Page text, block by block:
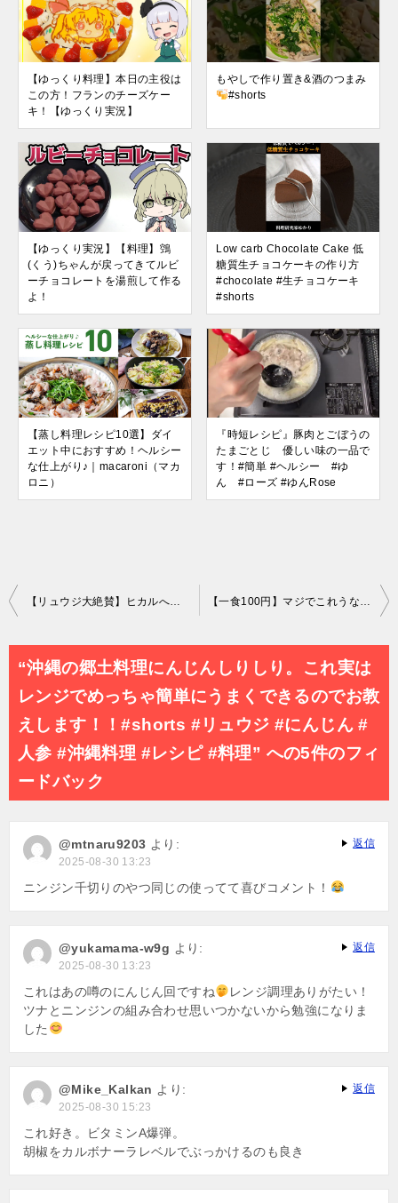
【ゆっくり料理】本日の主役は
この方！フランのチーズケー
キ！【ゆっくり実況】
もやしで作り置き&酒のつまみ
#shorts
【ゆっくり実況】【料理】鵼
(くう)ちゃんが戻ってきてルビ
ーチョコレートを湯煎して作る
よ！
Low carb Chocolate Cake 低
糖質生チョコケーキの作り方
#chocolate #生チョコケーキ
#shorts
【蒸し料理レシピ10選】ダイ
エット中におすすめ！ヘルシー
な仕上がり♪｜macaroni（マカ
ロニ）
『時短レシピ』豚肉とごぼうの
たまごとじ 優しい味の一品で
す！#簡単 #ヘルシー #ゆ
ん #ローズ #ゆんRose
投
ー
ョ
“沖縄の郷土料理にんじんしりしり。これ実は
レンジでめっちゃ簡単にうまくできるのでお教
えします！！#shorts #リュウジ #にんじん #
人参 #沖縄料理 #レシピ #料理” への5件のフィ
ードバック
@mtnaru9203 より:
2025-08-30 13:23
ニンジン千切りのやつ同じの使ってて喜びコメント！
返信
@yukamama-w9g より:
2025-08-30 13:23
これはあの噂のにんじん回ですね
レンジ調理ありがたい！
ツナとニンジンの組み合わせ思いつかないから勉強になりま
した
返信
@Mike_Kalkan より:
2025-08-30 15:23
これ好き。ビタミンA爆弾。
胡椒をカルボナーラレベルでぶっかけるのも良き
返信